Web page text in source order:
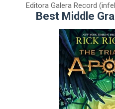
Editora Galera Record
Best Middle